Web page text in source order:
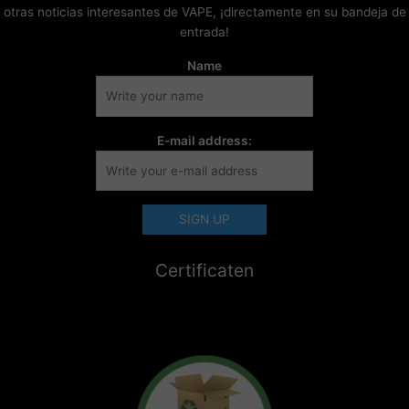
otras noticias interesantes de VAPE, ¡directamente en su bandeja de
entrada!
Name
E-mail address:
Certificaten